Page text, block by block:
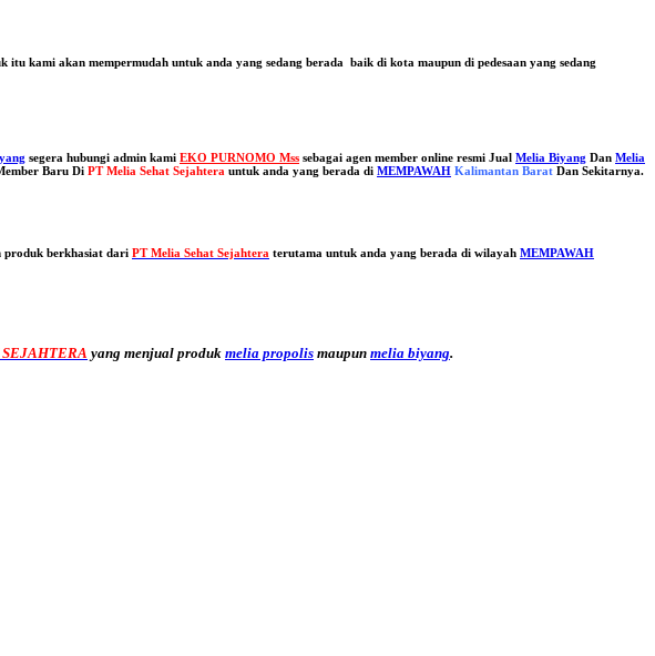
kami akan mempermudah untuk anda yang sedang berada baik di kota maupun di pedesaan yang sedang
segera hubungi admin kami EKO PURNOMO Mss sebagai agen member online resmi Jual Melia Biyang Dan Melia
Baru Di PT Melia Sehat Sejahtera untuk anda yang berada di MEMPAWAH Kalimantan Barat Dan Sekitarnya.
produk berkhasiat dari PT Melia Sehat Sejahtera terutama untuk anda yang berada di wilayah MEMPAWAH
yang menjual produk melia propolis maupun melia biyang.